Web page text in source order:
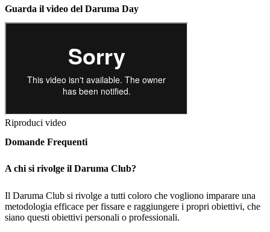
Guarda il video del Daruma Day
Riproduci video
Domande Frequenti
A chi si rivolge il Daruma Club?
Il Daruma Club si rivolge a tutti coloro che vogliono imparare una
metodologia efficace per fissare e raggiungere i propri obiettivi, che
siano questi obiettivi personali o professionali.